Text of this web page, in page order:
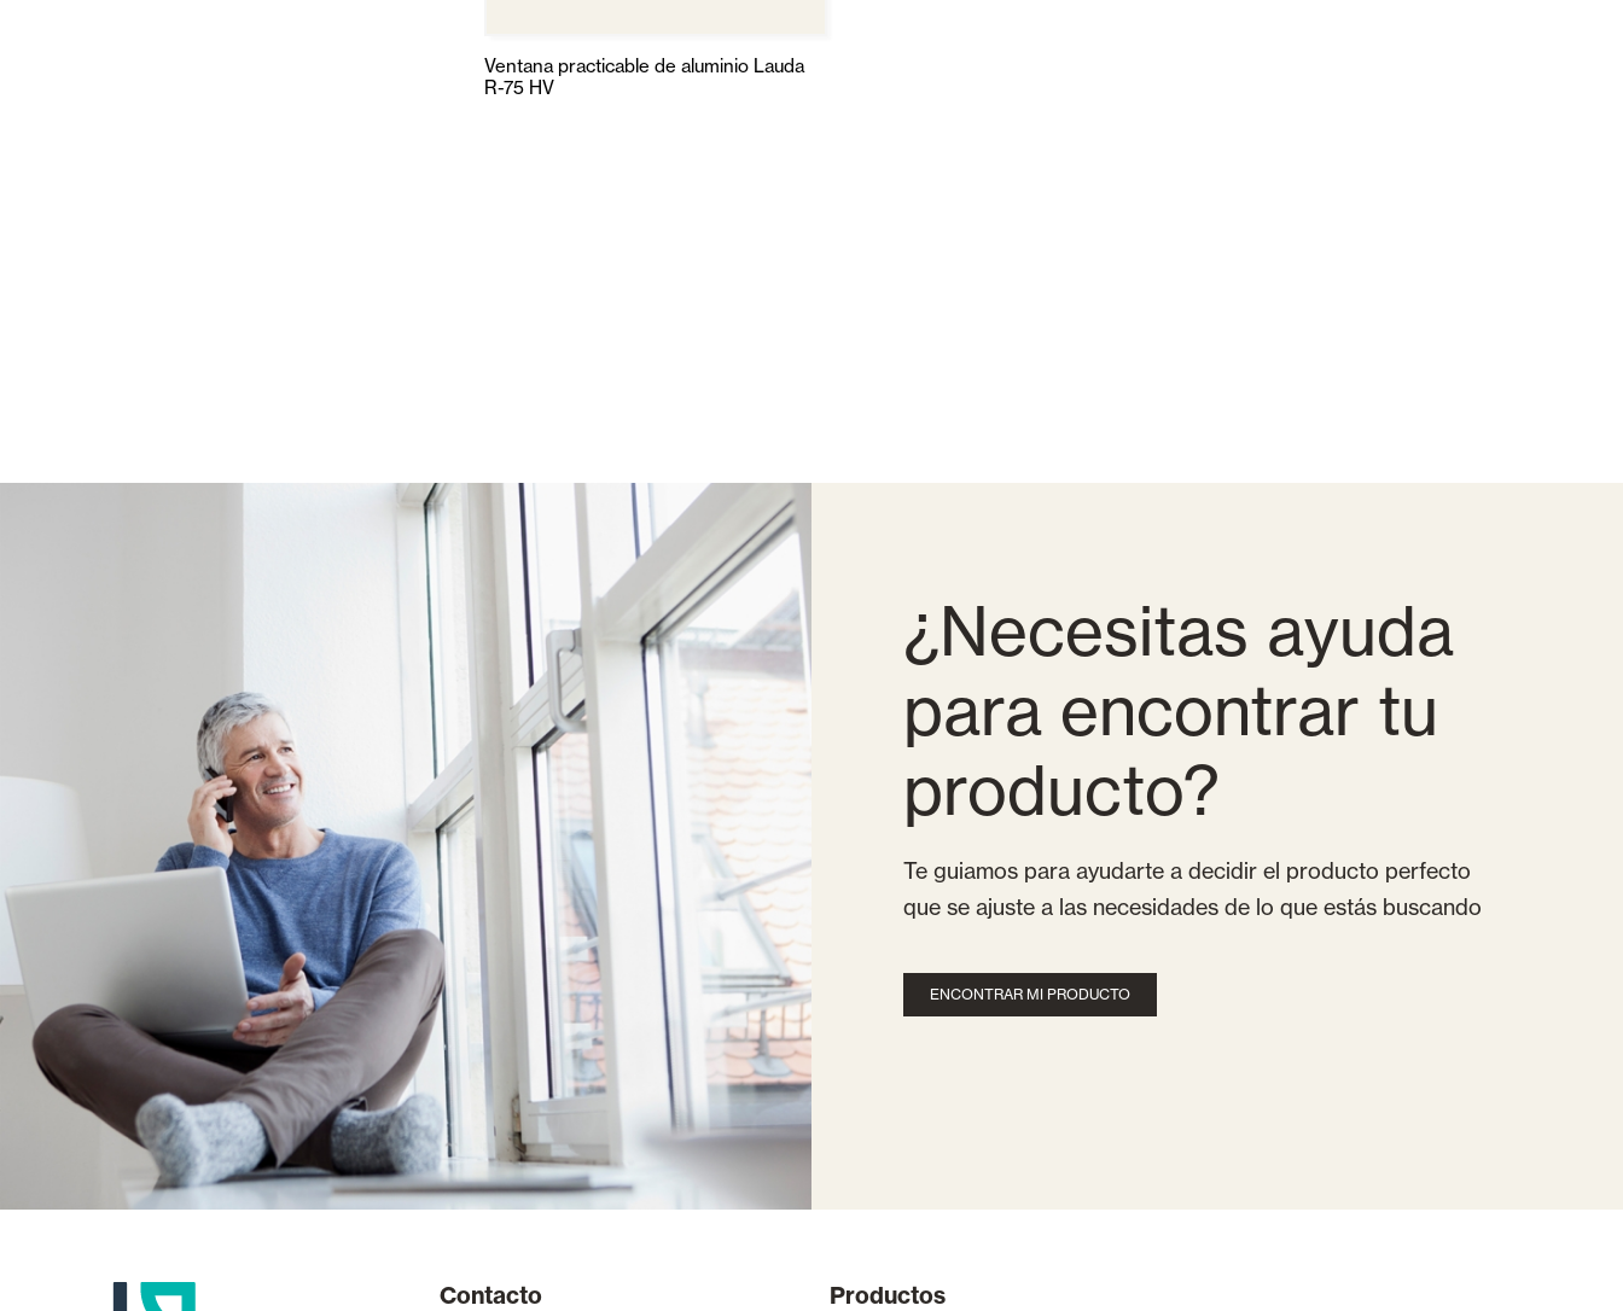
Ventana practicable de aluminio Lauda
R-75 HV
¿Necesitas ayuda
para encontrar tu
producto?
Te guiamos para ayudarte a decidir el producto perfecto
que se ajuste a las necesidades de lo que estás buscando
ENCONTRAR MI PRODUCTO
Contacto Productos